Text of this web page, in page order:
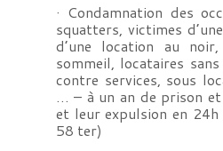
· Condamnation des
squatters, victimes
d’une location au
sommeil, locataires
contre services, sous
… – à un an de prison
et leur expulsion en
58 ter)